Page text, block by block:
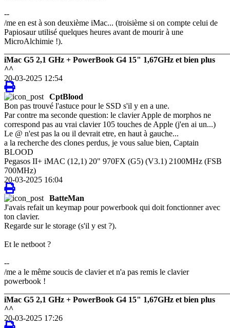
--
/me en est à son deuxième iMac... (troisième si on compte celui de
Papiosaur utilisé quelques heures avant de mourir à une
MicroAlchimie !).
iMac G5 2,1 GHz + PowerBook G4 15" 1,67GHz et bien plus
^^
20-03-2025 12:54
CptBlood
Bon pas trouvé l'astuce pour le SSD s'il y en a une.
Par contre ma seconde question: le clavier Apple de morphos ne
correspond pas au vrai clavier 105 touches de Apple (j'en ai un...)
Le @ n'est pas la ou il devrait etre, en haut à gauche...
a la recherche des clones perdus, je vous salue bien, Captain
BLOOD
Pegasos II+ iMAC (12,1) 20" 970FX (G5) (V3.1) 2100MHz (FSB
700MHz)
20-03-2025 16:04
BatteMan
J'avais refait un keymap pour powerbook qui doit fonctionner avec
ton clavier.
Regarde sur le storage (s'il y est ?).
Et le netboot ?
--
/me a le même soucis de clavier et n'a pas remis le clavier
powerbook !
iMac G5 2,1 GHz + PowerBook G4 15" 1,67GHz et bien plus
^^
20-03-2025 17:26